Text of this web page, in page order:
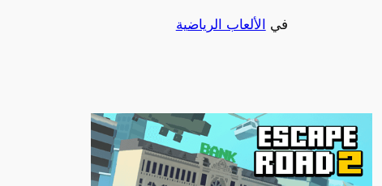
في الألعاب الرياضية